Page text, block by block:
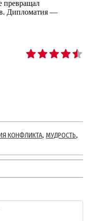
превращал
Дипломатия —
КОНФЛИКТА, МУДРОСТЬ,